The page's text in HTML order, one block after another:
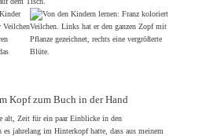
Kopf zum Buch in der Hand
alt, Zeit für ein paar Einblicke in den
es jahrelang im Hinterkopf hatte, dass aus meinem